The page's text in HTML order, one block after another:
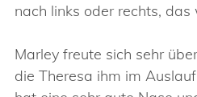
nach links oder rechts, das
Marley freute sich sehr
die Theresa ihm im